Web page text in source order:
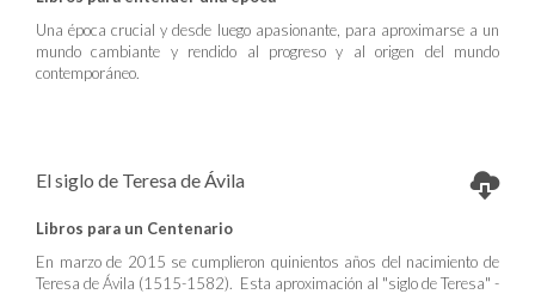
Una época crucial y desde luego apasionante, para aproximarse a un
mundo cambiante y rendido al progreso y al origen del mundo
contemporáneo.
El siglo de Teresa de Ávila
Libros para un Centenario
En marzo de 2015 se cumplieron quinientos años del nacimiento de
Teresa de Ávila (1515-1582). Esta aproximación al "siglo de Teresa" -